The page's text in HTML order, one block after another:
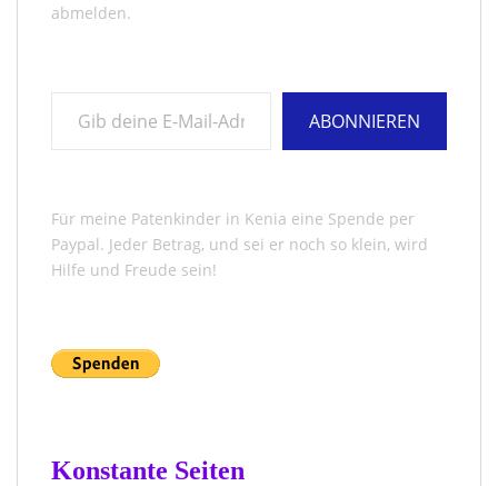
abmelden.
ABONNIEREN
Für meine Patenkinder in Kenia eine Spende per
Paypal. Jeder Betrag, und sei er noch so klein, wird
Hilfe und Freude sein!
Konstante Seiten